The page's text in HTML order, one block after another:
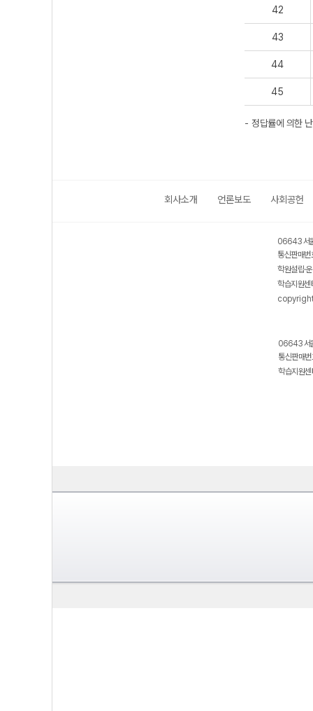
42
43
44
45
정답률에 의한
회사소개 언론보도 사회공헌
06643 서
통신판매
학원설립·
학습지원
06643 서
통신판매
학습지원